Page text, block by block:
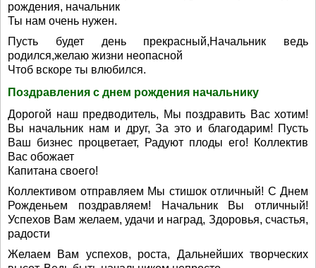
рождения, начальник
Ты нам очень нужен.
Пусть будет день прекрасный,Начальник ведь
родился,желаю жизни неопасной
Чтоб вскоре ты влюбился.
Поздравления с днем рождения начальнику
Дорогой наш предводитель, Мы поздравить Вас хотим!
Вы начальник нам и друг, За это и благодарим! Пусть
Ваш бизнес процветает, Радуют плоды его! Коллектив
Вас обожает
Капитана своего!
Коллективом отправляем Мы стишок отличный! С Днем
Рожденьем поздравляем! Начальник Вы отличный!
Успехов Вам желаем, удачи и наград, Здоровья, счастья,
радости
Желаем Вам успехов, роста, Дальнейших творческих